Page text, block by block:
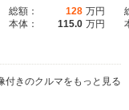
イールベース
-m
ホイー
総額： 128 万円
本体：
115.0 万円
付きのクルマをもっと見る